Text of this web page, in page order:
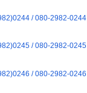
/ 080-2982-0244
/ 080-2982-0245
/ 080-2982-0246